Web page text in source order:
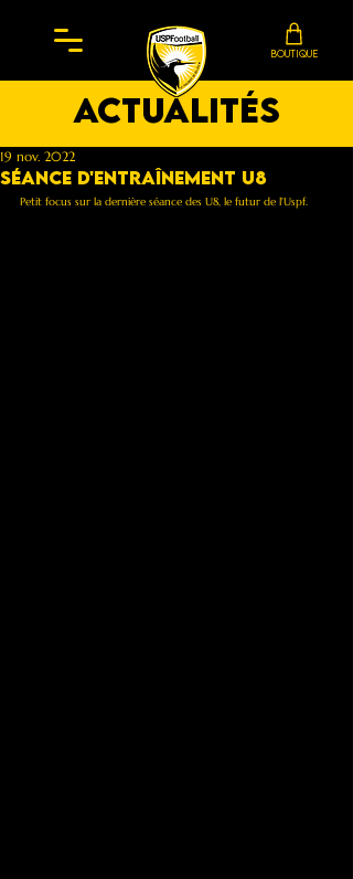
BOUTIQUE
actualités
Séance d'entraînement U8
19 nov. 2022
Petit focus sur la dernière séance des U8, le futur de l'Uspf.